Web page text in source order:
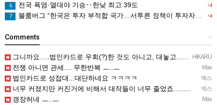
+4
6 전국 폭염·열대야 기승‥한낮 최고 39도
+4
7 블룸버그 “한국은 투자 부적합 국가…서투른 정책이 투자자에게 트라우마”
+
Comments
HIKARU
그니까요.....법인카드로 우회(?)한 것도 아니고, 대놓고...ㅋ ㅋ)
Max
전쟁 아니면 관세.... 무한반복 ㅡ..ㅡ
엑스
법인카드로 성접대...대단하네요 ㅋㅋㅋㅋ
엑스
너무 커졌지만 커진거에 비해서 대작들이 너무 줄었죠.........
Max
갱장허네 ㅡ..ㅡ